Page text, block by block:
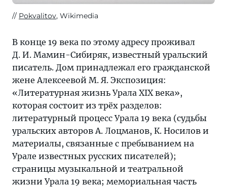
Pokvalitov, Wikimedia
В конце 19 века по этому адресу проживал
Д. И. Мамин-Сибиряк, известный уральский
писатель. Дом принадлежал его гражданской
жене Алексеевой М. Я. Экспозиция:
«Литературная жизнь Урала XIX века»,
которая состоит из трёх разделов:
литературный процесс Урала 19 века (судьбы
уральских авторов А. Лоцманов, К. Носилов и
материалы, связанные с пребыванием на
Урале известных русских писателей);
страницы музыкальной и театральной
жизни Урала 19 века; мемориальная часть